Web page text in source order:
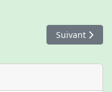
Article
Suivant